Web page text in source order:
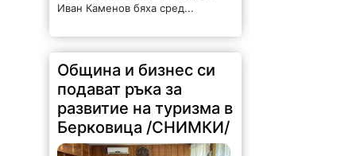
Иван Каменов бяха сред...
Община и бизнес си
подават ръка за
развитие на туризма в
Берковица /СНИМКИ/